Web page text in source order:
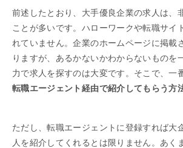
前述したとおり、大手優良企業の求人は、
ことが多いです。ハローワークや転職サイ
れていません。企業のホームページに掲載
りますが、あるかないかわからないものを
力で求人を探すのは大変です。そこで、一
転職エージェント経由で紹介してもらう方
ただし、転職エージェントに登録すれば大
人を紹介してくれるとは限りません。あく